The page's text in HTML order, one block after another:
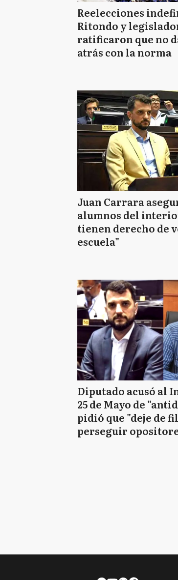
Reelecciones
Ritondo y
ratificaron que no
atrás con la norma
Juan Carrara
alumnos del
tienen derecho de
escuela"
Diputado acusó al
25 de Mayo de
pidió que "deje de
perseguir